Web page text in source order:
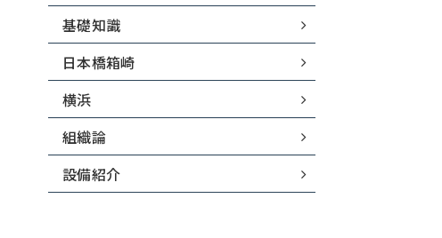
基礎知識
日本橋箱崎
横浜
組織論
設備紹介